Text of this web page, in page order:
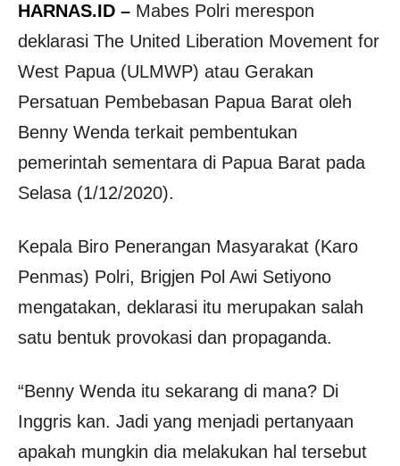
HARNAS.ID – Mabes Polri merespon
deklarasi The United Liberation Movement for
West Papua (ULMWP) atau Gerakan
Persatuan Pembebasan Papua Barat oleh
Benny Wenda terkait pembentukan
pemerintah sementara di Papua Barat pada
Selasa (1/12/2020).
Kepala Biro Penerangan Masyarakat (Karo
Penmas) Polri, Brigjen Pol Awi Setiyono
mengatakan, deklarasi itu merupakan salah
satu bentuk provokasi dan propaganda.
“Benny Wenda itu sekarang di mana? Di
Inggris kan. Jadi yang menjadi pertanyaan
apakah mungkin dia melakukan hal tersebut